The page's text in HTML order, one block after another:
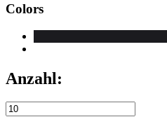
Colors
Anzahl: